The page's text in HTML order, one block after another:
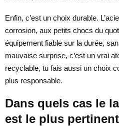
Enfin, c’est un choix durable.
corrosion, aux petits chocs du
équipement fiable sur la durée,
mauvaise surprise, c’est un vrai
recyclable, tu fais aussi un choix
plus responsable.
Dans quels cas le
est le plus